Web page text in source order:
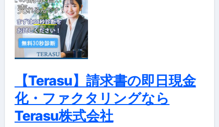
【Terasu】請求書の即日現金
化・ファクタリングなら
Terasu株式会社